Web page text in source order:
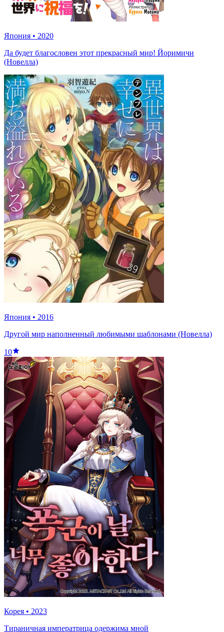
Япония • 2020
Да будет благословен этот прекрасный мир! Йоримичи
(Новелла)
Япония • 2016
Другой мир наполненный любимыми шаблонами (Новелла)
10
Корея • 2023
Тираничная императрица одержима мной